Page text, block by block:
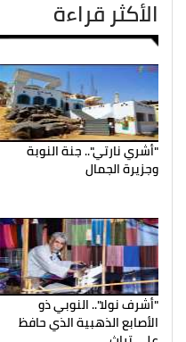
الأكثر قراءة
"أشري نارتي".. جنة النوبة
وجزيرة الجمال
"أشرف نولا".. النوبي ذو
الأصابع الذهبية الذي حافظ